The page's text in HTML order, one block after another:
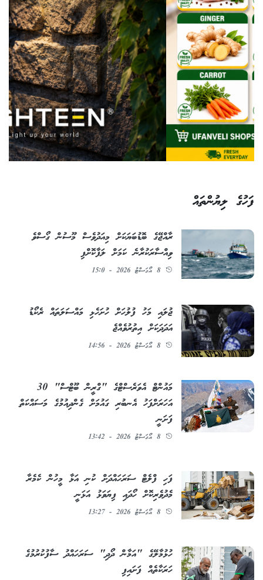
ފަހުގެ ލިޔުންތައް
ރާއްޖޭގެ ބޮޑުބަޔަކަށް މިއަދުވެސް މޫސުން ގޯސްވެ
ވިއްސާރަކުރާނެ ކަމަށް ލަފާކޮށްފި
8 އޯގަސްޓު 2026 - 15:0
ޖުލައި މަހު ފުލުހަށް ހުށަހެޅި މައްސަލަތައް ރެކޯޑު
އަދަދަކަށް އިތުރުވެއްޖެ
8 އޯގަސްޓު 2026 - 14:56
މައުންޓް އެވަރެސްޓްގެ "ގްރީން ބޫޓްސް" 30
އަހަރަށްފަހު އެނބުރި ގައުމަށް ގެންދިއުމުގެ މަސައްކަތް
ފަށަނީ
8 އޯގަސްޓު 2026 - 13:42
ފަހި ފްލެޓް ސަރަހައްދަށް ކުނި އަޅާ މީހުން ކެމެރާ
މެދުވެރިކޮށް ހޯދައި ފިޔަވަޅު އަޅަނީ
8 އޯގަސްޓު 2026 - 13:27
ހުޅުމާލޭގެ "އަމާން ދޯދި" ސަރަހައްދު ސާފުކުރުމުގެ
ހަރަކާތެއް ފަށައިފި